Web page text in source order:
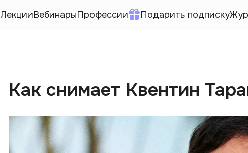
ЛекцииВебинарыПрофессии Подарить подписку
Как снимает Квентин